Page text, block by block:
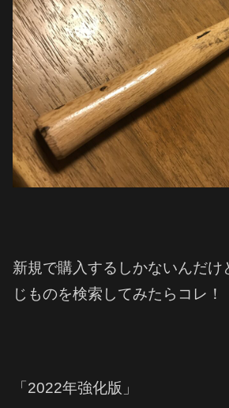
新規で購入するしかないんだけ
じものを検索してみたらコレ！
「2022年強化版」